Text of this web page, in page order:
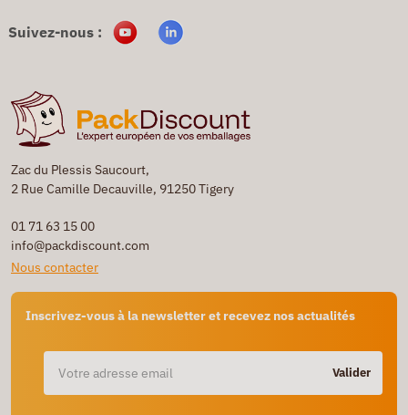
Zac du Plessis Saucourt,
2 Rue Camille Decauville, 91250 Tigery
01 71 63 15 00
info@packdiscount.com
Nous contacter
Inscrivez-vous à la newsletter et recevez nos actualités
Valider
Suivez-nous :